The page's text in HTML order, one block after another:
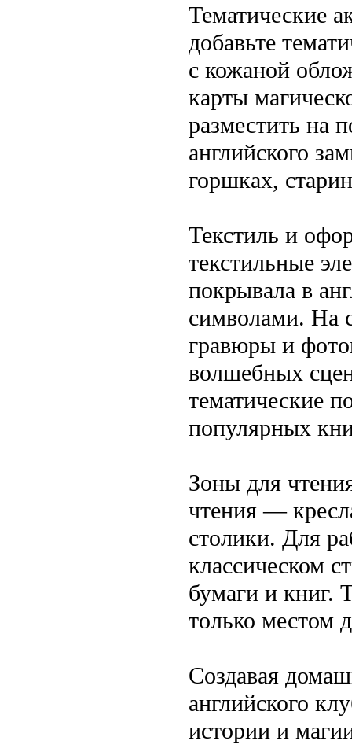
Тематические
добавьте
с кожаной
карты
разместить на
английского
горшках,
Текстиль и
текстильные
покрывала в
символами. На
гравюры и
волшебных
тематические
популярных
Зоны для
чтения —
столики. Для
классическом
бумаги и книг.
только местом
Создавая
английского
истории и